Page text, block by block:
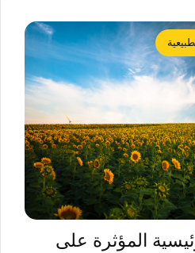
المؤثرة على